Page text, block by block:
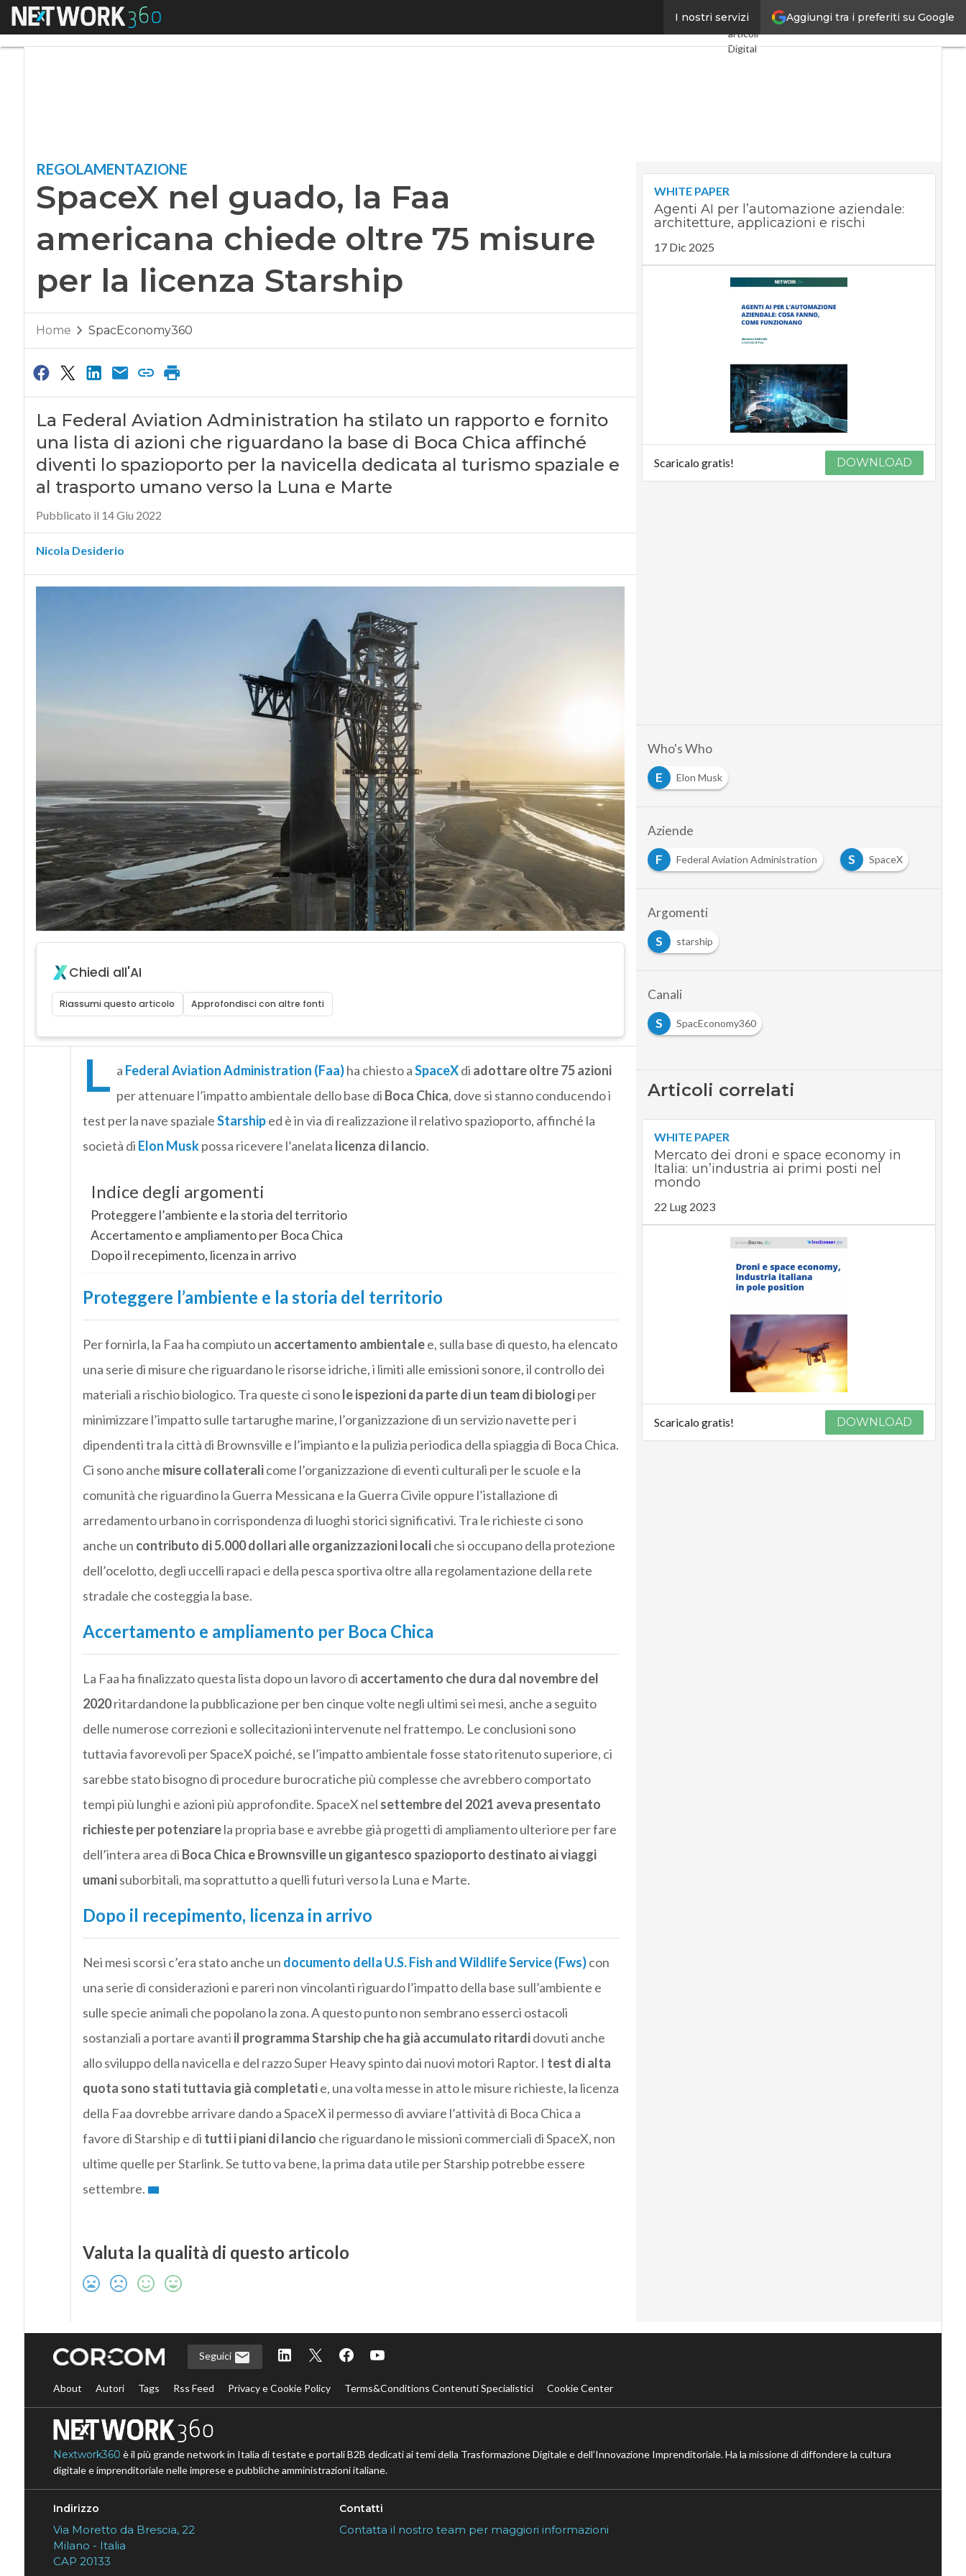
Aggiungi tra i preferiti su Google
I nostri servizi
Menu SpaceX nel guado, la Faa americana chiede oltre 75 misure per la licenza StarshipUltimi
articoli
Digital
Intelligenza
artificiale
Videointerviste
CorCom
Podcast
Privacy
REGOLAMENTAZIONE
SpaceX nel guado, la Faa
americana chiede oltre 75 misure
per la licenza Starship
Home SpacEconomy360
La Federal Aviation Administration ha stilato un rapporto e fornito
una lista di azioni che riguardano la base di Boca Chica affinché
diventi lo spazioporto per la navicella dedicata al turismo spaziale e
al trasporto umano verso la Luna e Marte
Pubblicato il 14 Giu 2022
Nicola Desiderio
Chiedi all'AI
Riassumi questo articolo Approfondisci con altre fonti
L a Federal Aviation Administration (Faa)ha chiesto aSpaceX di adottare oltre 75 azioni
per attenuare l’impatto ambientale dello base di Boca Chica, dove si stanno conducendo i
test per la nave spazialeStarshiped è in via di realizzazione il relativo spazioporto, affinché la
società di Elon Muskpossa ricevere l’anelata licenza di lancio.
Indice degli argomenti
Proteggere l’ambiente e la storia del territorio
Accertamento e ampliamento per Boca Chica
Dopo il recepimento, licenza in arrivo
Proteggere l’ambiente e la storia del territorio
Per fornirla, la Faa ha compiuto un accertamento ambientalee, sulla base di questo, ha elencato
una serie di misure che riguardano le risorse idriche, i limiti alle emissioni sonore, il controllo dei
materiali a rischio biologico. Tra queste ci sonole ispezioni da parte di un team di biologiper
minimizzare l’impatto sulle tartarughe marine, l’organizzazione di un servizio navette per i
dipendenti tra la città di Brownsville e l’impianto e la pulizia periodica della spiaggia di Boca Chica.
Ci sono anche misure collateralicome l’organizzazione di eventi culturali per le scuole e la
comunità che riguardino la Guerra Messicana e la Guerra Civile oppure l’istallazione di
arredamento urbano in corrispondenza di luoghi storici significativi. Tra le richieste ci sono
anche un contributo di 5.000 dollari alle organizzazioni localiche si occupano della protezione
dell’ocelotto, degli uccelli rapaci e della pesca sportiva oltre alla regolamentazione della rete
stradale che costeggia la base.
Accertamento e ampliamento per Boca Chica
La Faa ha finalizzato questa lista dopo un lavoro di accertamento che dura dal novembre del
2020ritardandone la pubblicazione per ben cinque volte negli ultimi sei mesi, anche a seguito
delle numerose correzioni e sollecitazioni intervenute nel frattempo. Le conclusioni sono
tuttavia favorevoli per SpaceX poiché, se l’impatto ambientale fosse stato ritenuto superiore, ci
sarebbe stato bisogno di procedure burocratiche più complesse che avrebbero comportato
tempi più lunghi e azioni più approfondite. SpaceX nel settembre del 2021 aveva presentato
richieste per potenziarela propria base e avrebbe già progetti di ampliamento ulteriore per fare
dell’intera area di Boca Chica e Brownsville un gigantesco spazioporto destinato ai viaggi
umanisuborbitali, ma soprattutto a quelli futuri verso la Luna e Marte.
Dopo il recepimento, licenza in arrivo
Nei mesi scorsi c’era stato anche un documento della U.S. Fish and Wildlife Service (Fws) con
una serie di considerazioni e pareri non vincolanti riguardo l’impatto della base sull’ambiente e
sulle specie animali che popolano la zona. A questo punto non sembrano esserci ostacoli
sostanziali a portare avanti il programma Starship che ha già accumulato ritardidovuti anche
allo sviluppo della navicella e del razzo Super Heavy spinto dai nuovi motori Raptor. I test di alta
quota sono stati tuttavia già completatie, una volta messe in atto le misure richieste, la licenza
della Faa dovrebbe arrivare dando a SpaceX il permesso di avviare l’attività di Boca Chica a
favore di Starship e di tutti i piani di lancio che riguardano le missioni commerciali di SpaceX, non
ultime quelle per Starlink. Se tutto va bene, la prima data utile per Starship potrebbe essere
settembre.
Valuta la qualità di questo articolo
WHITE PAPER
Agenti AI per l’automazione aziendale:
architetture, applicazioni e rischi
17 Dic 2025
Scaricalo gratis! DOWNLOAD
Who's Who
E
Elon Musk
Aziende
F
Federal Aviation Administration S SpaceX
Argomenti
S
starship
Canali
S
SpacEconomy360
Articoli correlati
WHITE PAPER
Mercato dei droni e space economy in
Italia: un’industria ai primi posti nel
mondo
22 Lug 2023
Scaricalo gratis! DOWNLOAD
Seguici
About Autori Tags Rss Feed Privacy e Cookie Policy Terms&Conditions Contenuti Specialistici Cookie Center
Nextwork360 è il più grande network in Italia di testate e portali B2B dedicati ai temi della Trasformazione Digitale e dell’Innovazione Imprenditoriale. Ha la missione di diffondere la cultura
digitale e imprenditoriale nelle imprese e pubbliche amministrazioni italiane.
Indirizzo
Via Moretto da Brescia, 22
Milano - Italia
CAP 20133
Contatti
Contatta il nostro team per maggiori informazioni